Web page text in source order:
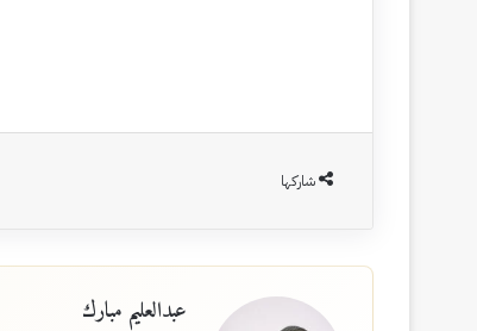
شاركها
عبدالعليم مبارك